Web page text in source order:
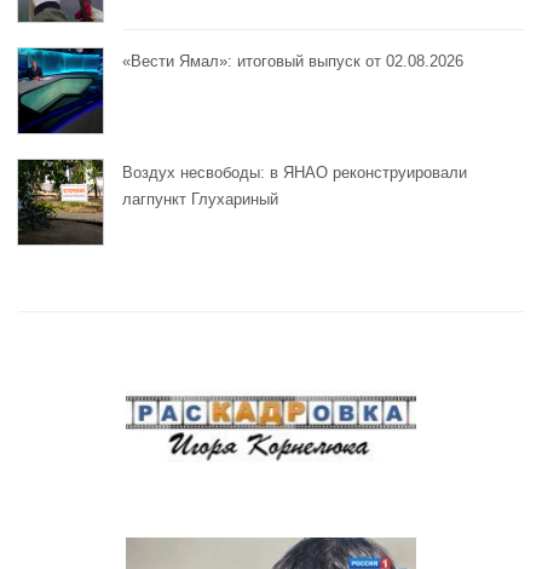
«Вести Ямал»: итоговый выпуск от 02.08.2026
Воздух несвободы: в ЯНАО реконструировали
лагпункт Глухариный